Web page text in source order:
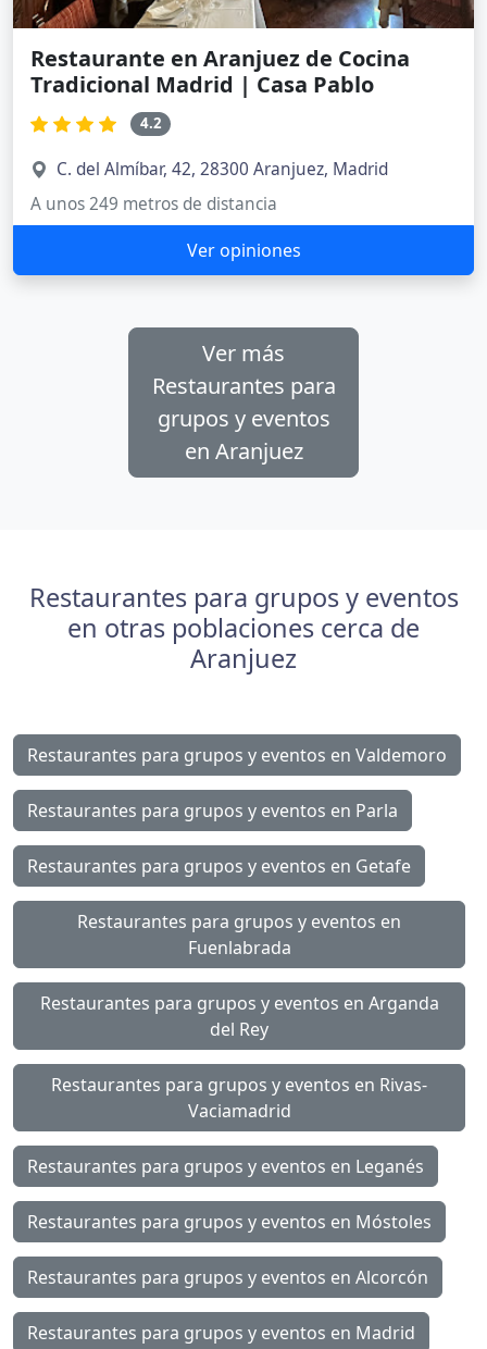
Restaurante en Aranjuez de Cocina
Tradicional Madrid | Casa Pablo
4.2
C. del Almíbar, 42, 28300 Aranjuez, Madrid
A unos 249 metros de distancia
Ver opiniones
Ver más
Restaurantes para
grupos y eventos
en Aranjuez
Restaurantes para grupos y eventos
en otras poblaciones cerca de
Aranjuez
Restaurantes para grupos y eventos en Valdemoro
Restaurantes para grupos y eventos en Parla
Restaurantes para grupos y eventos en Getafe
Restaurantes para grupos y eventos en
Fuenlabrada
Restaurantes para grupos y eventos en Arganda
del Rey
Restaurantes para grupos y eventos en Rivas-
Vaciamadrid
Restaurantes para grupos y eventos en Leganés
Restaurantes para grupos y eventos en Móstoles
Restaurantes para grupos y eventos en Alcorcón
Restaurantes para grupos y eventos en Madrid